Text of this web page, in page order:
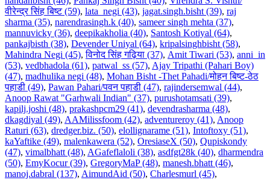
वीरेन्द्र सिंह बिष्ट (59), lata_negi (43), jagat.singh.bisht (39), raj
sharma (35), narendrasingh.k (40), sameer singh mehta (37),
mannuvicky (36), deepikakholia (40), Santosh Kotiyal (64),
pankajbisth (38), Devender Uniyal (64), kripalsinghbisht (58),
Mahindra Negi (45),विनोद सिंह गढ़िया (37), Amit Tiwari (53), anni_in
(53), vedbhadola (61), patwal_ss (57), Ajay Tripathi (Pahari Boy)
(47), madhulika negi (48), Mohan Bisht -Thet Pahadi/मोहन बिष्ट-ठेठ
पहाडी (49), Pawan Pahari/पवन पहाडी (47), rajindersemwal (44),
Anoop Rawat "Garhwali Indian" (37), purushotamsati (39),
kapilj.joshi (48), prakashpcm29 (41), devendrasharma (48),
dkagdiyal (49), AAMilissfoom (42), adventureroy (41), Anoop
Raturi (63), dredger.biz. (50), elollignarame (51), Intoftoxy (51),
kaYaftike (49), malenkawera (52), OresiaseX (50), Qupiskondy
(47), vimalbhatt (48), AGafeflaloli (38), asdfgt28k (40), dharmendra
(50), EmyKocur (39), GregoryMaP (48), manesh.bhatt (46),
manoj.dabral (137), AimundAid (50), Charlesmurl (45),